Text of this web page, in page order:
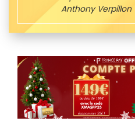
Anthony Verpillon